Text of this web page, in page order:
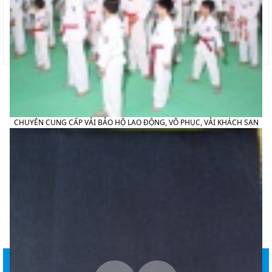
CHUYÊN CUNG CẤP VẢI BẢO HỘ LAO ĐỘNG, VÕ PHỤC, VẢI KHÁCH SẠN